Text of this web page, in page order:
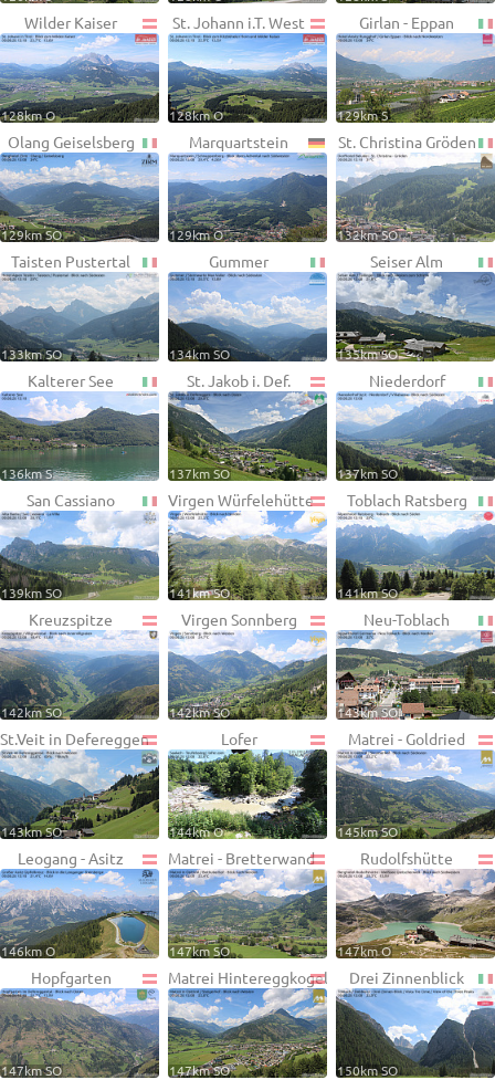
Wilder Kaiser
128km O
St. Johann i.T. West
128km O
Girlan - Eppan
129km S
Olang Geiselsberg
129km SO
Marquartstein
129km O
St. Christina Gröden
132km SO
Taisten Pustertal
133km SO
Gummer
134km SO
Seiser Alm
135km SO
Kalterer See
136km S
St. Jakob i. Def.
137km SO
Niederdorf
137km SO
San Cassiano
139km SO
Virgen Würfelehütte
141km SO
Toblach Ratsberg
141km SO
Kreuzspitze
142km SO
Virgen Sonnberg
142km SO
Neu-Toblach
143km SO
St.Veit in Defereggen
143km SO
Lofer
144km O
Matrei - Goldried
145km SO
Leogang - Asitz
146km O
Matrei - Bretterwand
147km SO
Rudolfshütte
147km O
Hopfgarten
147km SO
Matrei Hintereggkogel
147km SO
Drei Zinnenblick
150km SO